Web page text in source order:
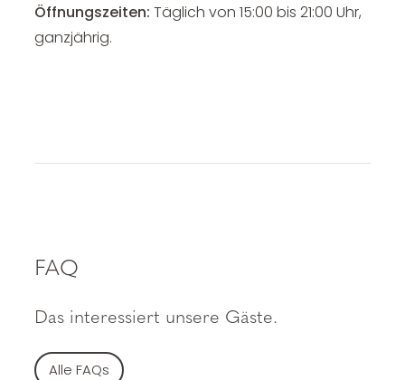
Öffnungszeiten: Täglich von 15:00 bis 21:00 Uhr,
ganzjährig.
FAQ
Das interessiert unsere Gäste.
Alle FAQs